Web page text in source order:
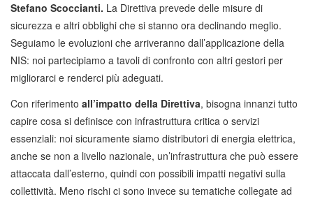
Stefano Scoccianti. La Direttiva prevede delle misure di
sicurezza e altri obblighi che si stanno ora declinando meglio.
Seguiamo le evoluzioni che arriveranno dall’applicazione della
NIS: noi partecipiamo a tavoli di confronto con altri gestori per
migliorarci e renderci più adeguati.
Con riferimento all’impatto della Direttiva, bisogna innanzi tutto
capire cosa si definisce con infrastruttura critica o servizi
essenziali: noi sicuramente siamo distributori di energia elettrica,
anche se non a livello nazionale, un’infrastruttura che può essere
attaccata dall’esterno, quindi con possibili impatti negativi sulla
collettività. Meno rischi ci sono invece su tematiche collegate ad